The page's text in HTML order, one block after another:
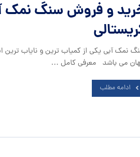
و فروش سنگ نمک
نمک آبی یکی از کمیاب ترین و نایاب ترین
می باشد معرفی کامل ...
ادامه مطلب